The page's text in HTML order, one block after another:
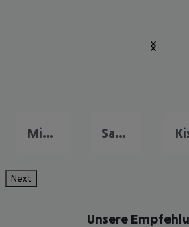
Miami Sanibel Island
Next
Unsere